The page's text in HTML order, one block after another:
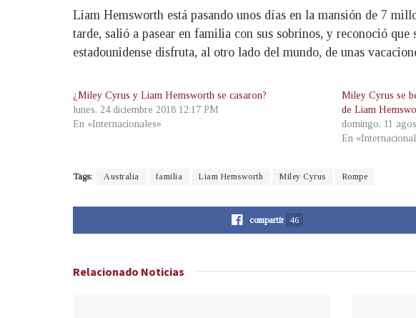
Liam Hemsworth está pasando unos días en la mansión de 7
tarde, salió a pasear en familia con sus sobrinos, y reconoció
estadounidense disfruta, al otro lado del mundo, de unas
¿Miley Cyrus y Liam Hemsworth se casaron?
lunes, 24 diciembre 2018 12:17 PM
En «Internacionales»
Miley Cyrus se
de Liam
domingo, 11
En
Tags: Australia familia Liam Hemsworth Miley Cyrus Rompe
compartir 46
Relacionado Noticias